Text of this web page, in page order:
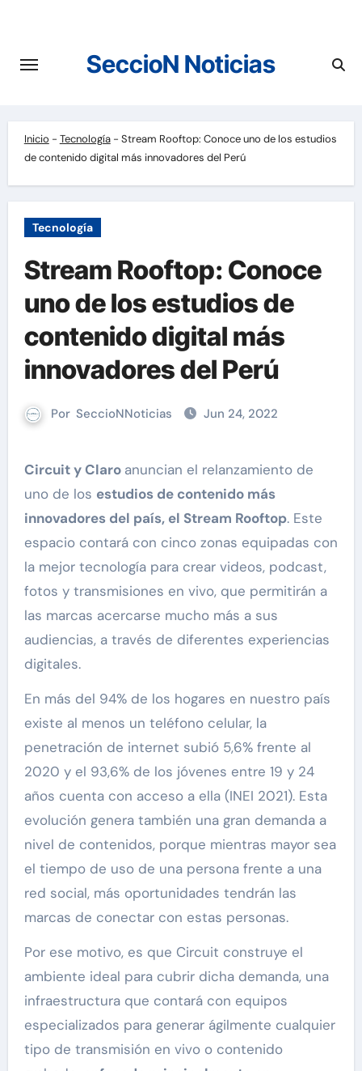
contenido
SeccioN Noticias
Inicio - Tecnología- Stream Rooftop: Conoce uno de los estudios
de contenido digital más innovadores del Perú
Tecnología
Stream Rooftop: Conoce
uno de los estudios de
contenido digital más
innovadores del Perú
Por SeccioNNoticias Jun 24, 2022
Circuity Claro anuncian el relanzamiento de
uno de los estudios de contenido más
innovadores del país, el Stream Rooftop. Este
espacio contará con cinco zonas equipadas con
la mejor tecnología para crear videos, podcast,
fotos y transmisiones en vivo, que permitirán a
las marcas acercarse mucho más a sus
audiencias, a través de diferentes experiencias
digitales.
En más del 94% de los hogares en nuestro país
existe al menos un teléfono celular, la
penetración de internet subió 5,6% frente al
2020 y el 93,6% de los jóvenes entre 19 y 24
años cuenta con acceso a ella (INEI 2021). Esta
evolución genera también una gran demanda a
nivel de contenidos, porque mientras mayor sea
el tiempo de uso de una persona frente a una
red social, más oportunidades tendrán las
marcas de conectar con estas personas.
Por ese motivo, es que Circuit construye el
ambiente ideal para cubrir dicha demanda, una
infraestructura que contará con equipos
especializados para generar ágilmente cualquier
tipo de transmisión en vivo o contenido